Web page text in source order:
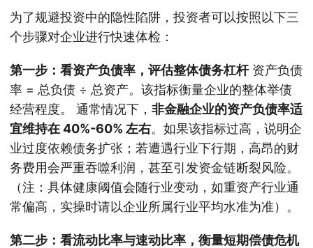
为了规避投资中的隐性陷阱，投资者可以按照以下三
个步骤对企业进行快速体检：
第一步：看资产负债率，评估整体债务杠杆资产负债
率 = 总负债 ÷ 总资产。该指标衡量企业的整体举债
经营程度。 通常情况下， 非金融企业的资产负债率适
宜维持在 40%-60% 左右。如果该指标过高，说明企
业过度依赖债务扩张；若遭遇行业下行期，高昂的财
务费用会严重吞噬利润，甚至引发资金链断裂风险。
（注：具体健康阈值会随行业变动，如重资产行业通
常偏高，实操时请以企业所属行业平均水准为准）。
第二步：看流动比率与速动比率，衡量短期偿债危机